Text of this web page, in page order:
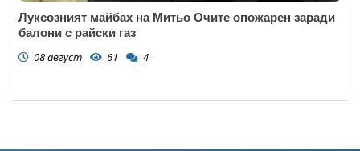
Луксозният майбах на Митьо Очите опожарен заради
балони с райски газ
08 август 61 4